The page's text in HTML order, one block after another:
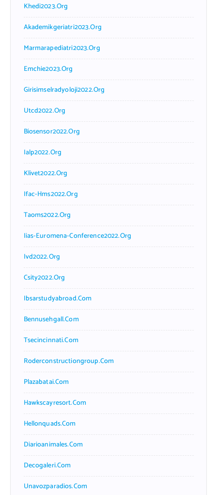
Khedi2023.org
Akademikgeriatri2023.org
Marmarapediatri2023.org
Emchie2023.org
Girisimselradyoloji2022.org
Utcd2022.org
Biosensor2022.org
Ialp2022.org
Klivet2022.org
Ifac-Hms2022.org
Taoms2022.org
Iias-Euromena-Conference2022.org
Ivd2022.org
Csity2022.org
Ibsarstudyabroad.com
Bennusehgall.com
Tsecincinnati.com
Roderconstructiongroup.com
Plazabatai.com
Hawkscayresort.com
Hellonquads.com
Diarioanimales.com
Decogaleri.com
Unavozparadios.com